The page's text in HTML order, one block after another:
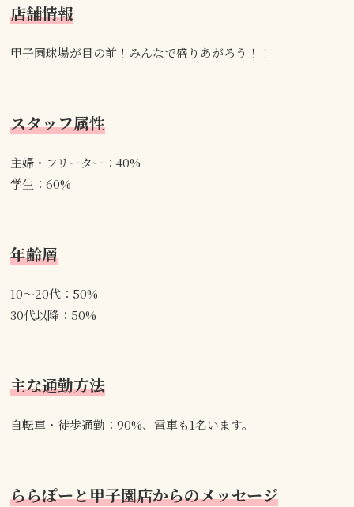
店舗情報
甲子園球場が目の前！みんなで盛りあがろう！！
スタッフ属性
主婦・フリーター：40%
学生：60%
年齢層
10～20代：50%
30代以降：50%
主な通勤方法
自転車・徒歩通勤：90%、電車も1名います。
ららぽーと甲子園店からのメッセージ